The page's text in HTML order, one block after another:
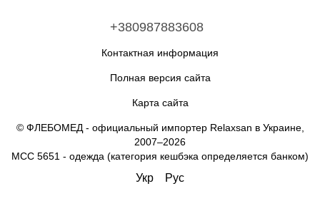
+380987883608
Контактная информация
Полная версия сайта
Карта сайта
© ФЛЕБОМЕД - официальный импортер Relaxsan в Украине,
2007–2026
MCC 5651 - одежда (категория кешбэка определяется банком)
Укр Рус